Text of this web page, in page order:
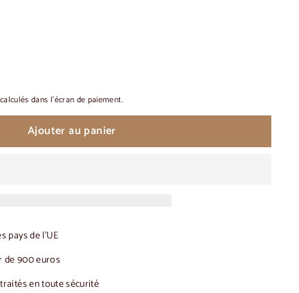
dans l'écran de paiement.
Ajouter au panier
pays de l'UE
de 900 euros
en toute sécurité